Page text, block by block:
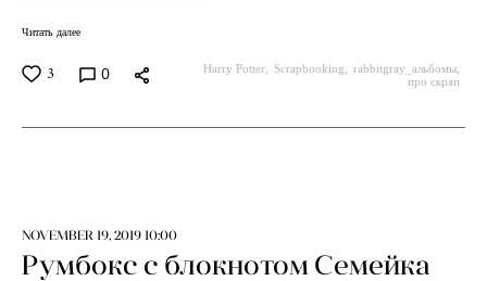
3 0 Harry Potter Scrapbooking
rabbitgray_альбомы
про скрап
Читать далее
NOVEMBER 19, 2019 10:00
Румбокс с блокнотом Семейка